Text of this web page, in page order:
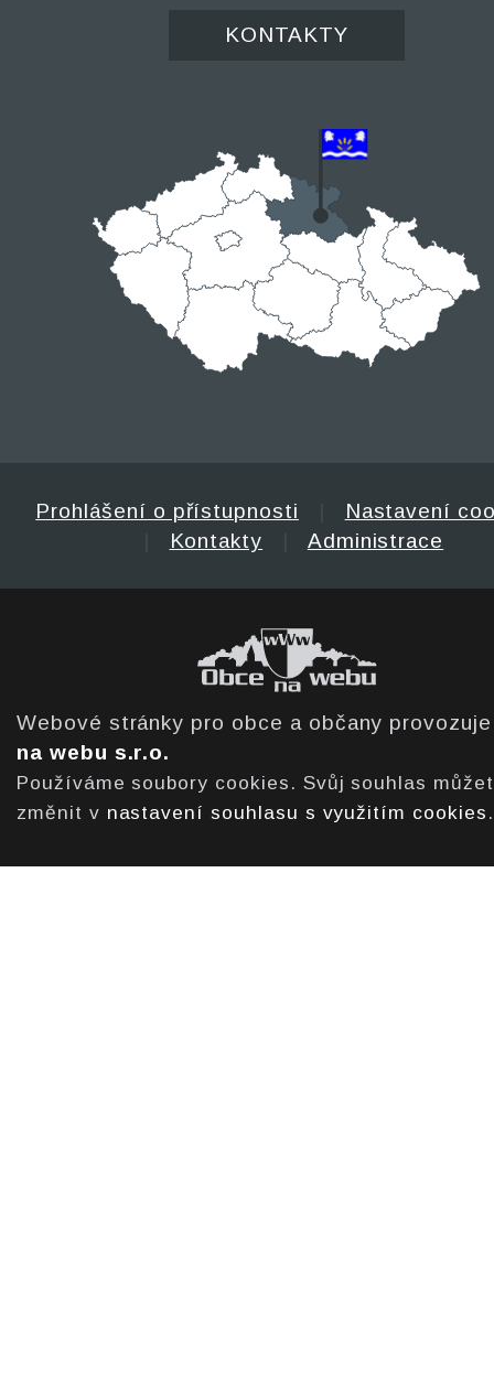
KONTAKTY
Prohlášení o přístupnosti
Nastavení
Kontakty Administrace
Webové stránky pro obce a občany
na webu s.r.o.
Používáme soubory cookies. Svůj souhlas
změnit v nastavení souhlasu s využitím cookies .